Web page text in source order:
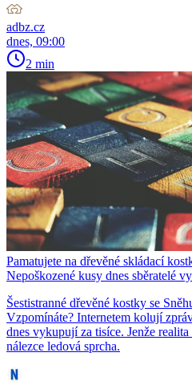
adbz.cz
dnes, 09:00
2 min
Pamatujete na dřevěné skládací
Nepoškozené kusy dnes sběratelé
Šestistranné dřevěné kostky se
Vzpomínáte? Internetem kolují
dnes vykupují za tisíce. Jenže
nálezce ledová sprcha.